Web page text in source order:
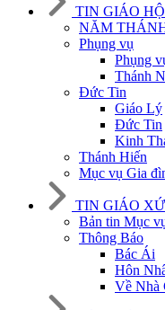
TIN GIÁO
NĂM
Phụng vụ
Phụng
Thánh
Đức Tin
Giáo Lý
Đức Tin
Kinh
Thánh Hiến
Mục vụ Gia
TIN GIÁO XỨ
Bản tin Mục
Thông Báo
Bác Ái
Hôn
Về Nhà